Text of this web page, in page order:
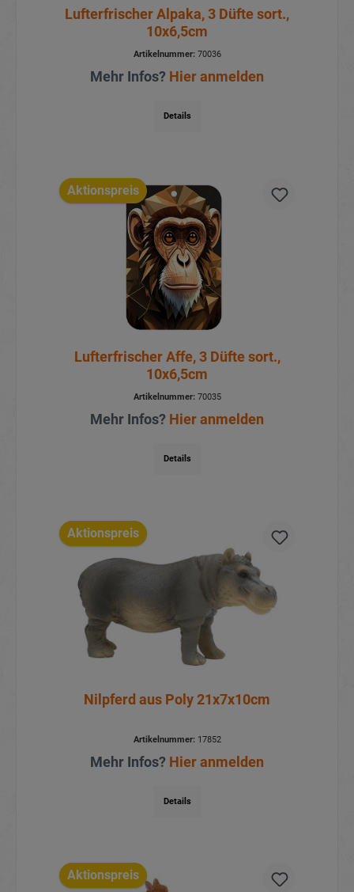
Lufterfrischer Alpaka, 3 Düfte sort.,
10x6,5cm
Artikelnummer:70036
Mehr Infos? Hier anmelden
Details
Aktionspreis
Lufterfrischer Affe, 3 Düfte sort.,
10x6,5cm
Artikelnummer:70035
Mehr Infos? Hier anmelden
Details
Aktionspreis
Nilpferd aus Poly 21x7x10cm
Artikelnummer:17852
Mehr Infos? Hier anmelden
Details
Aktionspreis